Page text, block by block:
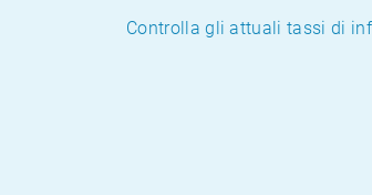
Controlla gli attuali tassi di